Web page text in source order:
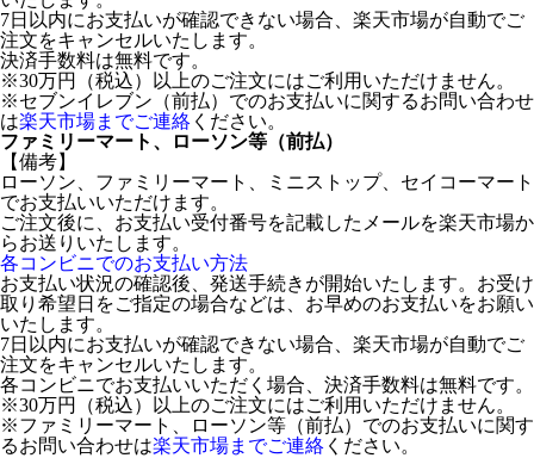
7日以内にお支払いが確認できない場合、楽天市場が自動でご
注文をキャンセルいたします。
決済手数料は無料です。
※30万円（税込）以上のご注文にはご利用いただけません。
※セブンイレブン（前払）でのお支払いに関するお問い合わせ
は楽天市場までご連絡 ください。
ファミリーマート、ローソン等（前払）
【備考】
ローソン、ファミリーマート、ミニストップ、セイコーマート
でお支払いいただけます。
ご注文後に、お支払い受付番号を記載したメールを楽天市場か
らお送りいたします。
各コンビニでのお支払い方法
お支払い状況の確認後、発送手続きが開始いたします。お受け
取り希望日をご指定の場合などは、お早めのお支払いをお願い
いたします。
7日以内にお支払いが確認できない場合、楽天市場が自動でご
注文をキャンセルいたします。
各コンビニでお支払いいただく場合、決済手数料は無料です。
※30万円（税込）以上のご注文にはご利用いただけません。
※ファミリーマート、ローソン等（前払）でのお支払いに関す
るお問い合わせは楽天市場までご連絡 ください。